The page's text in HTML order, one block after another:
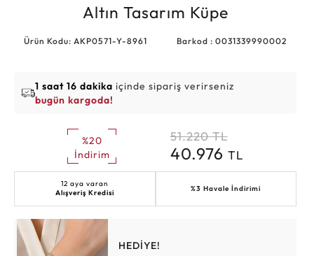
Altın Tasarım Küpe
Ürün Kodu: AKP0571-Y-8961 Barkod : 0031339990002
1 saat 16 dakika içinde sipariş verirseniz
bugün kargoda!
%20
İndirim
51.220 TL
40.976 TL
12 aya varan
Alışveriş Kredisi
%3 Havale İndirimi
HEDİYE!